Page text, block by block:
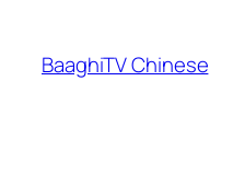
content
BaaghiTV Chinese